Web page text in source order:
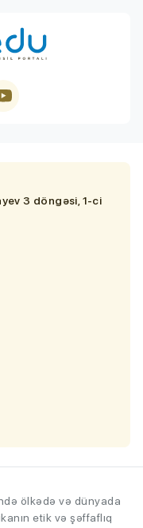
3 döngəsi, 1-ci
ölkədə və dünyada
etik və şəffaflıq